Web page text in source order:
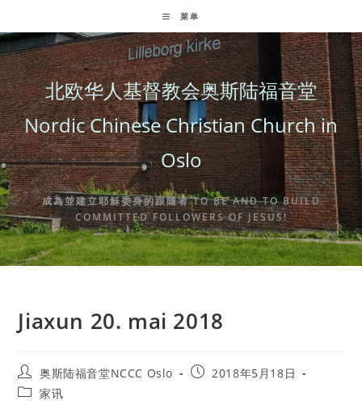
to
content
菜单
北欧华人基督教会奥斯陆福音堂
Nordic Chinese Christian Church in
Oslo
成為並建立耶穌委身的跟隨者 TO BE AND TO BUILD
COMMITTED FOLLOWERS OF JESUS!
Jiaxun 20. mai 2018
Post
author:
奥斯陆福音堂NCCC Oslo
Post2018年5月18日
Post家讯